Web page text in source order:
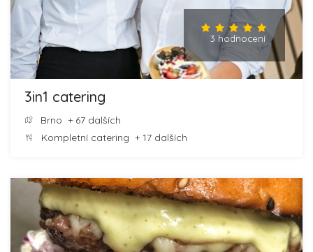
3 hodnocení
3in1 catering
Brno + 67 dalších
Kompletní catering + 17 dalších